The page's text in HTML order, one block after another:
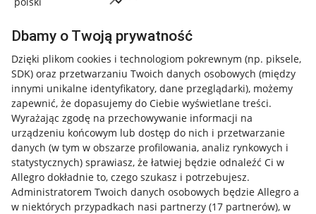
Dbamy o Twoją prywatność
Dzięki plikom cookies i technologiom pokrewnym (np. piksele,
SDK) oraz przetwarzaniu Twoich danych osobowych (między
innymi unikalne identyfikatory, dane przeglądarki), możemy
zapewnić, że dopasujemy do Ciebie wyświetlane treści.
Wyrażając zgodę na przechowywanie informacji na
urządzeniu końcowym lub dostęp do nich i przetwarzanie
danych (w tym w obszarze profilowania, analiz rynkowych i
statystycznych) sprawiasz, że łatwiej będzie odnaleźć Ci w
Allegro dokładnie to, czego szukasz i potrzebujesz.
Administratorem Twoich danych osobowych będzie Allegro a
w niektórych przypadkach nasi partnerzy (17 partnerów), w
Przydatne informacje
Jak to działa
Napisz do nas
Allegro Gadane dla sprzedających
Allegro Gadane dla kupujących
Mapa miejscowości
Informacje prawne